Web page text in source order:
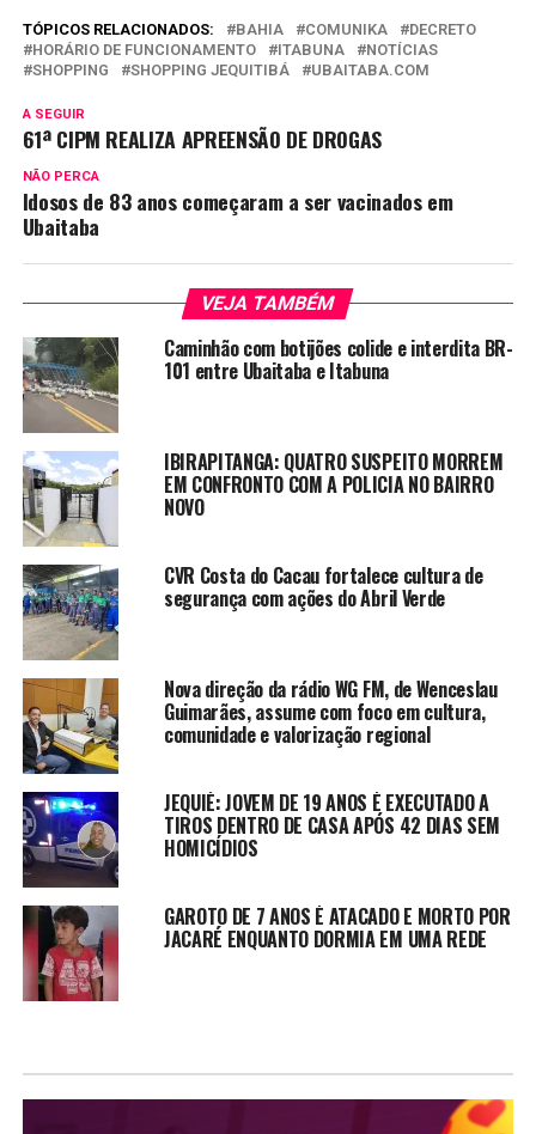
TÓPICOS RELACIONADOS: BAHIA COMUNIKA
DECRETO
HORÁRIO DE FUNCIONAMENTO
ITABUNA
NOTÍCIAS
SHOPPING
SHOPPING JEQUITIBÁ UBAITABA.COM
A SEGUIR
61ª CIPM REALIZA APREENSÃO DE DROGAS
NÃO PERCA
Idosos de 83 anos começaram a ser vacinados em
Ubaitaba
VEJA TAMBÉM
Caminhão com botijões colide e interdita BR-
101 entre Ubaitaba e Itabuna
IBIRAPITANGA: QUATRO SUSPEITO MORREM
EM CONFRONTO COM A POLICIA NO BAIRRO
NOVO
CVR Costa do Cacau fortalece cultura de
segurança com ações do Abril Verde
Nova direção da rádio WG FM, de Wenceslau
Guimarães, assume com foco em cultura,
comunidade e valorização regional
JEQUIÉ: JOVEM DE 19 ANOS É EXECUTADO A
TIROS DENTRO DE CASA APÓS 42 DIAS SEM
HOMICÍDIOS
GAROTO DE 7 ANOS É ATACADO E MORTO POR
JACARÉ ENQUANTO DORMIA EM UMA REDE